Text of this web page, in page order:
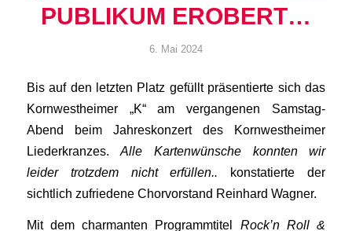
PUBLIKUM EROBERT…
6. Mai 2024
Bis auf den letzten Platz gefüllt präsentierte sich das
Kornwestheimer „K“ am vergangenen Samstag-
Abend beim Jahreskonzert des Kornwestheimer
Liederkranzes.Alle Kartenwünsche konnten wir
leider trotzdem nicht erfüllen.. konstatierte der
sichtlich zufriedene Chorvorstand Reinhard Wagner.
Mit dem charmanten Programmtitel Rock’n Roll &